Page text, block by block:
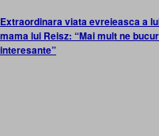
Extraordinara viata evreieasca a
mama lui Reisz: “Mai mult ne
interesante”